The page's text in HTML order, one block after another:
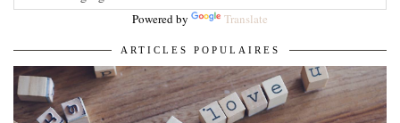
Powered by Translate
ARTICLES POPULAIRES